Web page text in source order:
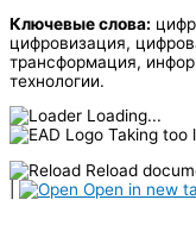
Ключевые слова:
цифровизация,
трансформация,
технологии.
Loading...
Taking too
Reload
Open in new